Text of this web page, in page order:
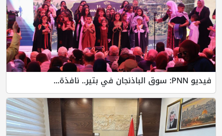
فيديو PNN: سوق الباذنجان في بتير.. نافذة...